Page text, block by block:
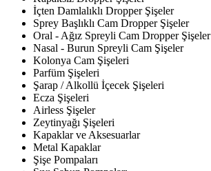
İçten Damlalıklı Dropper Şişeler
Sprey Başlıklı Cam Dropper Şişeler
Oral - Ağız Spreyli Cam Dropper Şişeler
Nasal - Burun Spreyli Cam Şişeler
Kolonya Cam Şişeleri
Parfüm Şişeleri
Şarap / Alkollü İçecek Şişeleri
Ecza Şişeleri
Airless Şişeler
Zeytinyağı Şişeleri
Kapaklar ve Aksesuarlar
Metal Kapaklar
Şişe Pompaları